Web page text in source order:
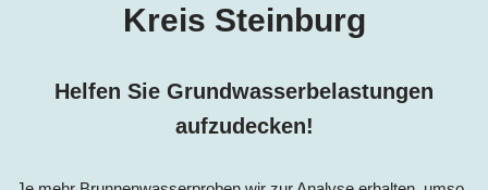
Kreis Steinburg
Helfen Sie Grundwasserbelastungen
aufzudecken!